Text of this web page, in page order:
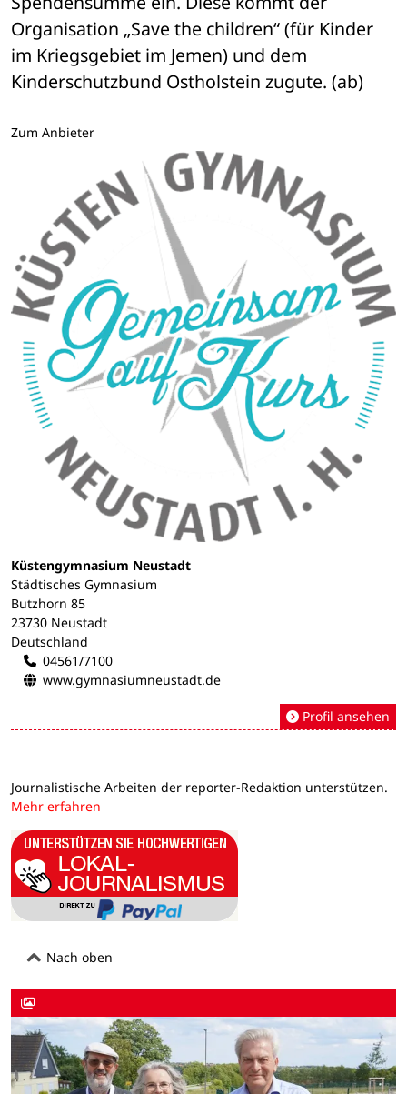
Organisation „Save the children“ (für Kinder
im Kriegsgebiet im Jemen) und dem
Kinderschutzbund Ostholstein zugute. (ab)
Zum Anbieter
Küstengymnasium Neustadt
Städtisches Gymnasium
Butzhorn 85
23730 Neustadt
Deutschland
04561/7100
www.gymnasiumneustadt.de
Profil ansehen
Journalistische Arbeiten der reporter-Redaktion unterstützen.
Mehr erfahren
Nach oben